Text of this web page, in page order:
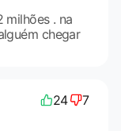
. na
chegar
24 7